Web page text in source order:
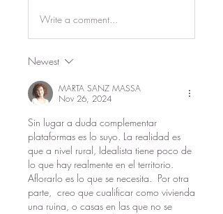
Write a comment...
Newest
MARTA SANZ MASSA
Nov 26, 2024
Sin lugar a duda complementar
plataformas es lo suyo. La realidad es
que a nivel rural, Idealista tiene poco de
lo que hay realmente en el territorio.
Aflorarlo es lo que se necesita.  Por otra
parte,  creo que cualificar como vivienda
una ruina, o casas en las que no se